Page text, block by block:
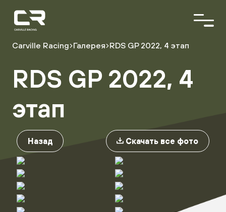
version="1.0"
encoding="utf-
О команде
Пилоты
Расписание гонок
Результаты
Carville Racing Галерея RDS GP 2022, 4 этап
RDS GP 2022, 4
этап
Назад Скачать все фото